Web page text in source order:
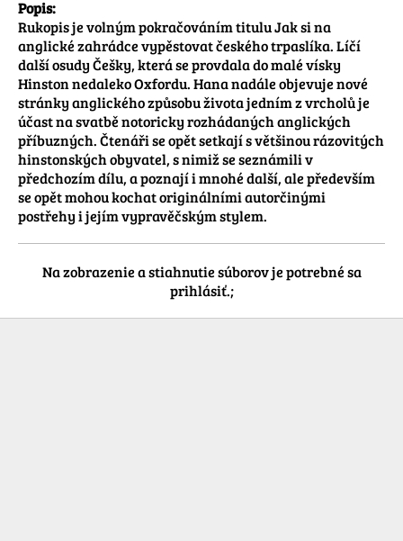
Popis:
Rukopis je volným pokračováním titulu Jak si na
anglické zahrádce vypěstovat českého trpaslíka. Líčí
další osudy Češky, která se provdala do malé vísky
Hinston nedaleko Oxfordu. Hana nadále objevuje nové
stránky anglického způsobu života jedním z vrcholů je
účast na svatbě notoricky rozhádaných anglických
příbuzných. Čtenáři se opět setkají s většinou rázovitých
hinstonských obyvatel, s nimiž se seznámili v
předchozím dílu, a poznají i mnohé další, ale především
se opět mohou kochat originálními autorčinými
postřehy i jejím vypravěčským stylem.
Na zobrazenie a stiahnutie súborov je potrebné sa
prihlásiť.;